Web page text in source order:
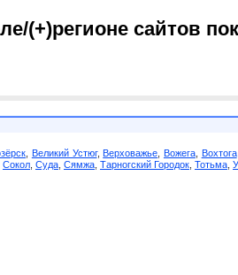
(+)регионе сайтов
Великий Устюг,Верховажье Вожега, Вохтога
Сокол Суда Сямжа Тарногский Городок Тотьма